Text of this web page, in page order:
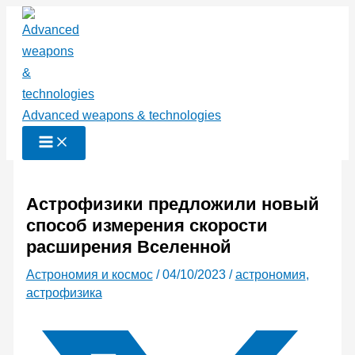
Перейти
содержимому
Advanced weapons & technologies
Астрофизики предложили новый
способ измерения скорости
расширения Вселенной
Астрономия и космос/04/10/2023 /астрономия,
астрофизика